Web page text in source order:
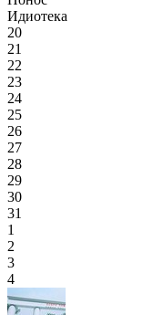
Идиотека
20
21
22
23
24
25
26
27
28
29
30
31
1
2
3
4